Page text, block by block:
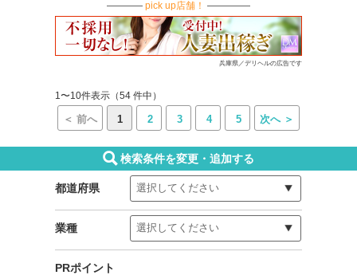
pick up店舗！
兵庫県／デリヘルの広告です
1〜10件表示（54 件中）
＜ 前へ 1 2 3 4 5 次へ ＞
検索条件を変更・追加する
都道府県
業種
PRポイント